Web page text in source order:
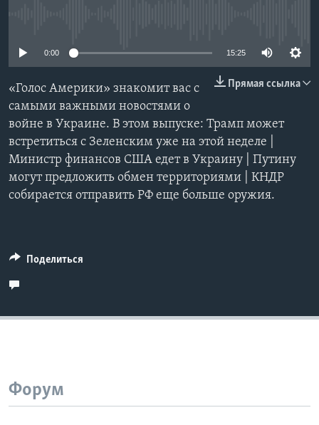
Языки
0:00 15:25
Прямая ссылка
«Голос Америки» знакомит вас с
самыми важными новостями о
войне в Украине. В этом выпуске: Трамп может
встретиться с Зеленским уже на этой неделе |
Министр финансов США едет в Украину | Путину
могут предложить обмен территориями | КНДР
собирается отправить РФ еще больше оружия.
Поделиться
Форум